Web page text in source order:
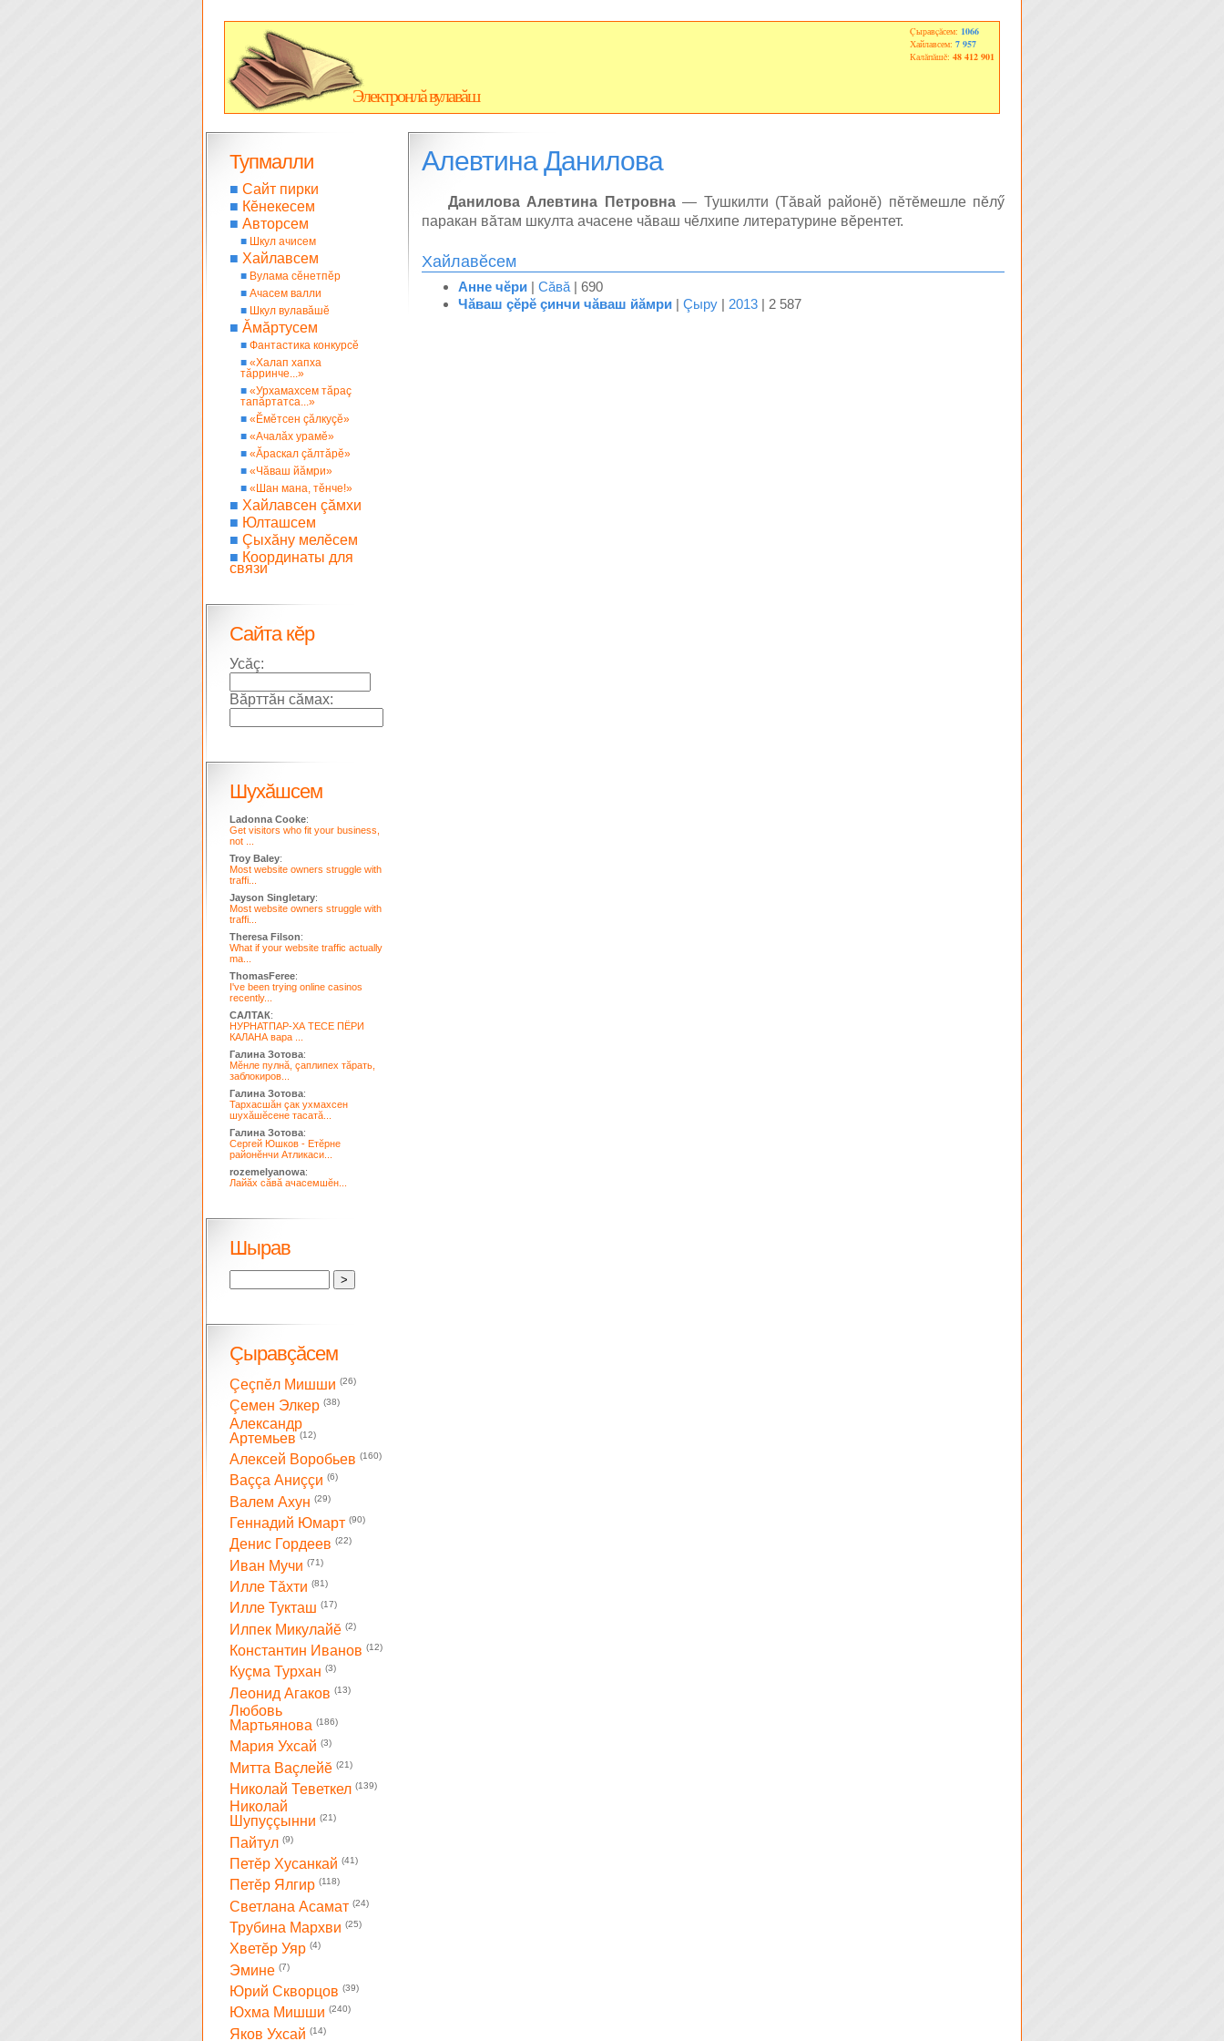
Электронлă вулавăш
Çыравçăсем: 1066
Хайлавсем: 7 957
Калăпăшĕ: 48 412 901
Алевтина Данилова
Данилова Алевтина Петровна— Тушкилти (Тăвай районĕ) пĕтĕмешле пĕлӳ
паракан вăтам шкулта ачасене чăваш чĕлхипе литературине вĕрентет.
Хайлавĕсем
Анне чĕри | Сăвă | 690
Чăваш çĕрĕ çинчи чăваш йăмри | Çыру | 2013 | 2 587
Тупмалли
■ Сайт пирки
■ Кĕнекесем
■ Авторсем
■ Шкул ачисем
■ Хайлавсем
■ Вулама сĕнетпĕр
■ Ачасем валли
■ Шкул вулавăшĕ
■ Ăмăртусем
■ Фантастика конкурсĕ
■ «Халап хапха
тăрринче...»
■ «Урхамахсем тăраç
тапăртатса...»
■ «Ĕмĕтсен çăлкуçĕ»
■ «Ачалăх урамĕ»
■ «Ăраскал çăлтăрĕ»
■ «Чăваш йăмри»
■ «Шан мана, тĕнче!»
■ Хайлавсен çăмхи
■ Юлташсем
■ Çыхăну мелĕсем
■ Координаты для
связи
Сайта кĕр
Усăç:
Вăрттăн сăмах:
Шухăшсем
Ladonna Cooke:
Get visitors who fit your business,
not ...
Troy Baley:
Most website owners struggle with
traffi...
Jayson Singletary:
Most website owners struggle with
traffi...
Theresa Filson:
What if your website traffic actually
ma...
ThomasFeree:
I've been trying online casinos
recently...
САЛТАК:
НУРНАТПАР-ХА ТЕСЕ ПЁРИ
КАЛАНА вара ...
Галина Зотова:
Мĕнле пулнă, çаплипех тăрать,
заблокиров...
Галина Зотова:
Тархасшăн çак ухмахсен
шухăшĕсене тасатă...
Галина Зотова:
Сергей Юшков - Етĕрне
районĕнчи Атликаси...
rozemelyanowa:
Лайăх сăвă ачасемшĕн...
Шырав
Çыравçăсем
Çеçпĕл Мишши (26)
Çемен Элкер (38)
Александр
Артемьев (12)
Алексей Воробьев (160)
Ваççа Аниççи (6)
Валем Ахун (29)
Геннадий Юмарт (90)
Денис Гордеев (22)
Иван Мучи (71)
Илле Тăхти (81)
Илле Тукташ (17)
Илпек Микулайĕ (2)
Константин Иванов (12)
Куçма Турхан (3)
Леонид Агаков (13)
Любовь
Мартьянова (186)
Мария Ухсай (3)
Митта Ваçлейĕ (21)
Николай Теветкел (139)
Николай
Шупуççынни (21)
Пайтул (9)
Петĕр Хусанкай (41)
Петĕр Ялгир (118)
Светлана Асамат (24)
Трубина Мархви (25)
Хветĕр Уяр (4)
Эмине (7)
Юрий Скворцов (39)
Юхма Мишши (240)
Яков Ухсай (14)